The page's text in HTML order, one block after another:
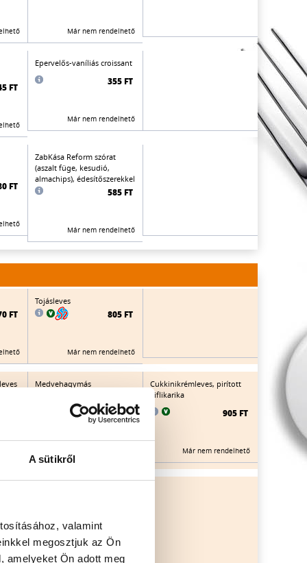
A sütikről
valamint
megosztjuk az Ön
amelyeket Ön adott meg
Már nem rendelhető
FT
Epervelős-vaníliás croissant
355 FT
Már nem rendelhető
FT
ZabKása Reform szórat
(aszalt füge, kesudió,
almachips), édesítőszerekkel
585 FT
Már nem rendelhető
FT
Tojásleves
805 FT
Már nem rendelhető
Medvehagymás
mozzarellagolyókkal
910 FT
Már nem rendelhető
Cukkinikrémleves, pirított
kiflikarika
905 FT
Már nem rendelhető
Már nem rendelhető